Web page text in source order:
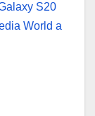
S20
World a